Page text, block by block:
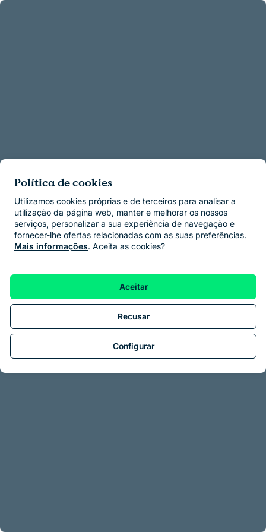
Política de cookies
Utilizamos cookies próprias e de terceiros para analisar a
utilização da página web, manter e melhorar os nossos
serviços, personalizar a sua experiência de navegação e
fornecer-lhe ofertas relacionadas com as suas preferências.
Mais informações. Aceita as cookies?
Configurar
Recusar
Aceitar